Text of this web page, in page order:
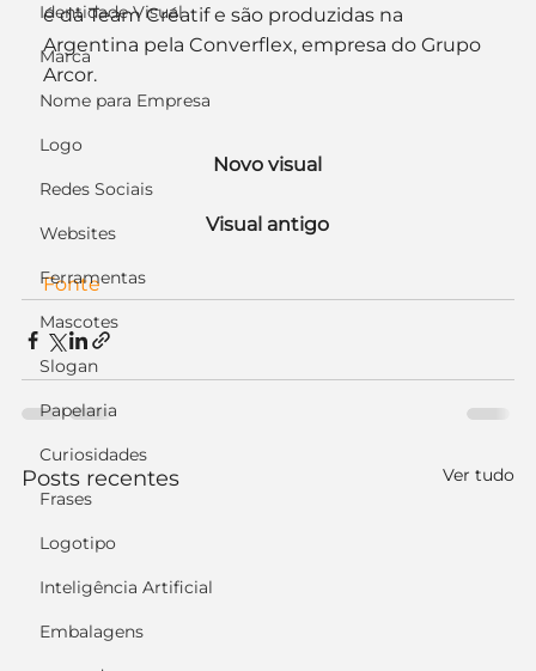
Identidade Visual
Marca
Nome para Empresa
Logo
Redes Sociais
Websites
Ferramentas
Mascotes
Slogan
Papelaria
Curiosidades
Frases
Logotipo
Inteligência Artificial
Embalagens
é da Team Créatif e são produzidas na
Argentina pela Converflex, empresa do Grupo
Arcor.
Novo visual
Visual antigo
Fonte
Posts recentes Ver tudo